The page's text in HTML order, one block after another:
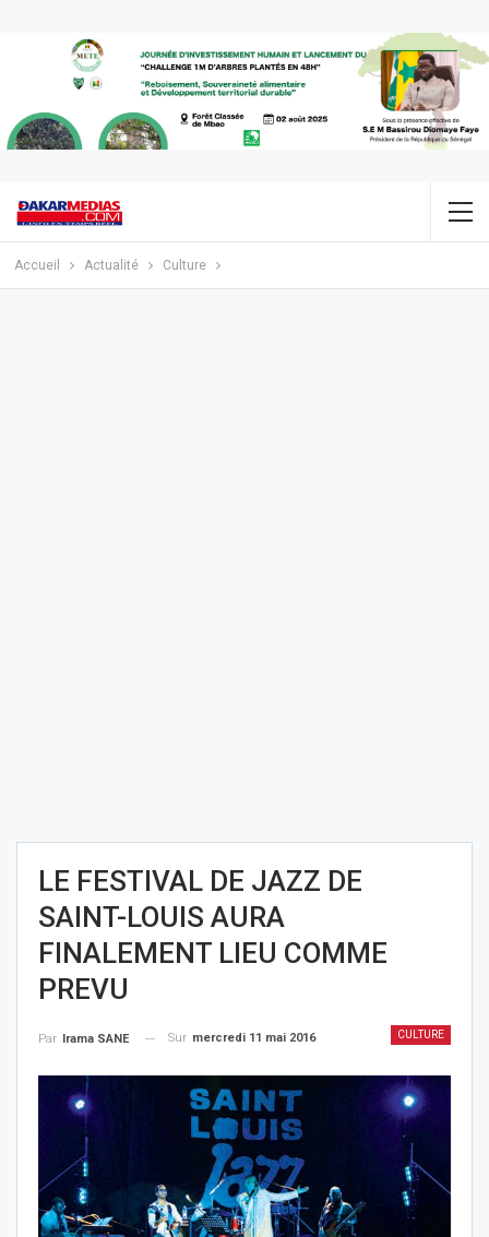
Accueil Actualité Culture
LE FESTIVAL DE JAZZ DE
SAINT-LOUIS AURA
FINALEMENT LIEU COMME
PREVU
CULTURE
Par Irama SANE Sur mercredi 11 mai 2016